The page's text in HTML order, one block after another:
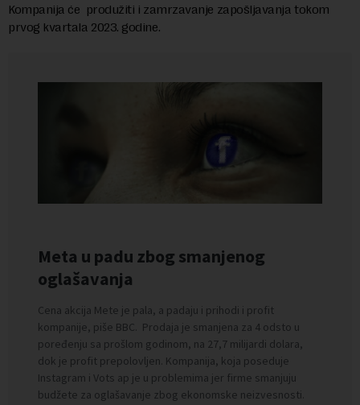
Kompanija će produžiti i zamrzavanje zapošljavanja tokom
prvog kvartala 2023. godine.